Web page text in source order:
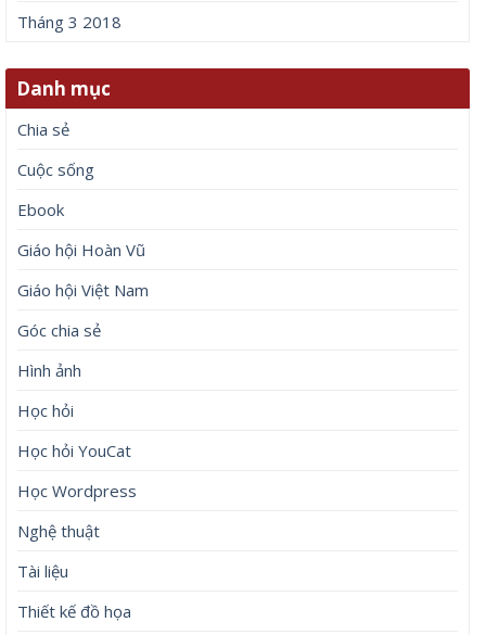
Tháng 3 2018
Danh mục
Chia sẻ
Cuộc sống
Ebook
Giáo hội Hoàn Vũ
Giáo hội Việt Nam
Góc chia sẻ
Hình ảnh
Học hỏi
Học hỏi YouCat
Học Wordpress
Nghệ thuật
Tài liệu
Thiết kế đồ họa